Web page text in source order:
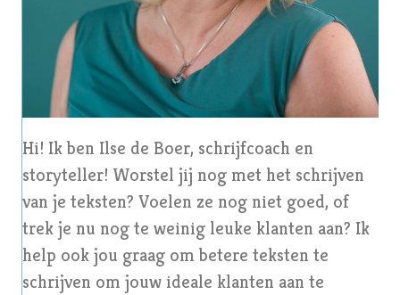
Hi! Ik ben Ilse de Boer, schrijfcoach en
storyteller! Worstel jij nog met het schrijven
van je teksten? Voelen ze nog niet goed, of
trek je nu nog te weinig leuke klanten aan? Ik
help ook jou graag om betere teksten te
schrijven om jouw ideale klanten aan te